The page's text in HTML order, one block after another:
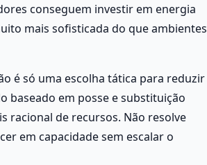
conseguem investir em energia
mais sofisticada do que ambientes
é só uma escolha tática para reduzir
baseado em posse e substituição
racional de recursos. Não resolve
em capacidade sem escalar o